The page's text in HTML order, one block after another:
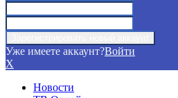
Уже имеете аккаунт?Войти
X
Новости